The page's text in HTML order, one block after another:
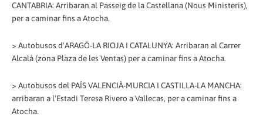
CANTABRIA: Arribaran al Passeig de la Castellana (Nous Ministeris),
per a caminar fins a Atocha.
> Autobusos d'ARAGÓ-LA RIOJA I CATALUNYA: Arribaran al Carrer
Alcalá (zona Plaza de les Ventas) per a caminar fins a Atocha.
> Autobusos del PAÍS VALENCIÀ-MURCIA I CASTILLA-LA MANCHA:
arribaran a l'Estadi Teresa Rivero a Vallecas, per a caminar fins a
Atocha.